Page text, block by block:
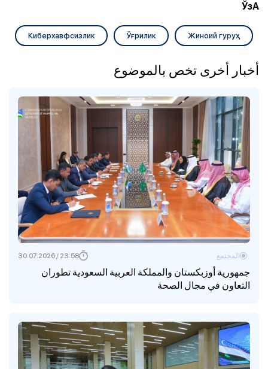
ЎзА
Жиноий гуруҳ
Ўғрилик
Киберхавфсизлик
أخبار أخرى تخص بالموضوع
جمهورية أوزبكستان والمملكة العربية السعودية تطوران
التعاون في مجال الصحة
المجتمع 23:58 / 30.07.2026